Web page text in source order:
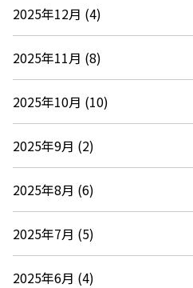
2025年12月 (4)
2025年11月 (8)
2025年10月 (10)
2025年9月 (2)
2025年8月 (6)
2025年7月 (5)
2025年6月 (4)